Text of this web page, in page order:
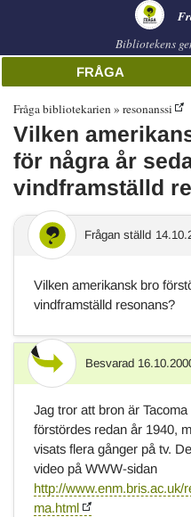
Bibliotekens
FRÅGA
Fråga bibliotekarien resonanssi
Vilken
för några år
vindframställd
Frågan ställd
Vilken amerikansk bro
vindframställd resonans?
Svar Besvarad
Jag tror att bron är
förstördes redan år 1940,
visats flera gånger på tv.
video på WWW-sidan
http://www.enm.bris.ac.uk/
ma.html